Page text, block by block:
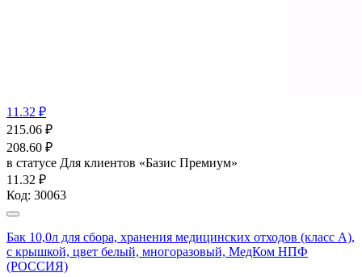
11.32 ₽
215.06 ₽
208.60 ₽
в статусе Для клиентов «Базис Премиум»
11.32 ₽
Код: 30063
Бак 10,0л для сбора, хранения медицинских отходов (класс А),
с крышкой, цвет белый, многоразовый, МедКом НПФ
(РОССИЯ)